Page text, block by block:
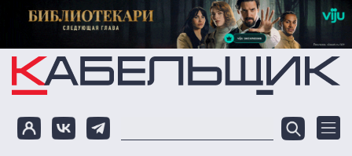
Перейти к основному содержанию